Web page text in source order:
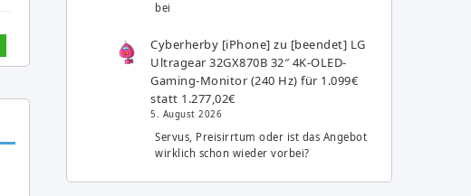
bei
Cyberherby [iPhone] zu [beendet] LG
Ultragear 32GX870B 32″ 4K-OLED-
Gaming-Monitor (240 Hz) für 1.099€
statt 1.277,02€
5. August 2026
Servus, Preisirrtum oder ist das Angebot
wirklich schon wieder vorbei?